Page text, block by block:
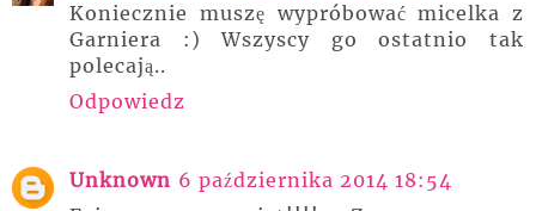
Koniecznie muszę wypróbować micelka z
Garniera :) Wszyscy go ostatnio tak
polecają..
Odpowiedz
Unknown 6 października 2014 18:54